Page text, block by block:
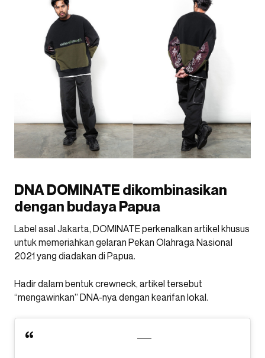
DNA DOMINATE dikombinasikan
dengan budaya Papua
Label asal Jakarta, DOMINATE perkenalkan artikel khusus
untuk memeriahkan gelaran Pekan Olahraga Nasional
2021 yang diadakan di Papua.
Hadir dalam bentuk crewneck, artikel tersebut
“mengawinkan” DNA-nya dengan kearifan lokal.